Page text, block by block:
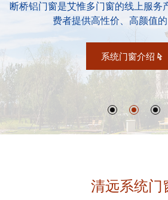
断桥铝门窗是艾惟多门窗的线上服务
费者提供高性价、高颜值
系统门窗介绍
清远系统门